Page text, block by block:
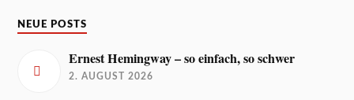
NEUE POSTS
Ernest Hemingway – so einfach, so schwer
2. AUGUST 2026